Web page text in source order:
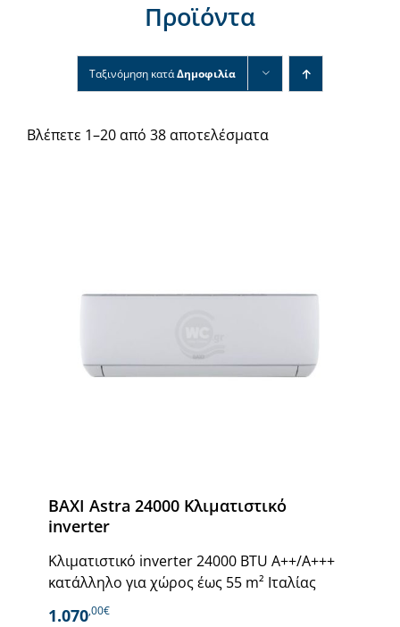
Επικοινωνία
Προϊόντα
Ταξινόμηση κατάΔημοφιλία
Βλέπετε 1–20 από 38 αποτελέσματα
BAXI Astra 24000 Κλιματιστικό
inverter
Κλιματιστικό inverter 24000 BTU Α++/Α+++
κατάλληλο για χώρος έως 55 m² Ιταλίας
1.070,00€